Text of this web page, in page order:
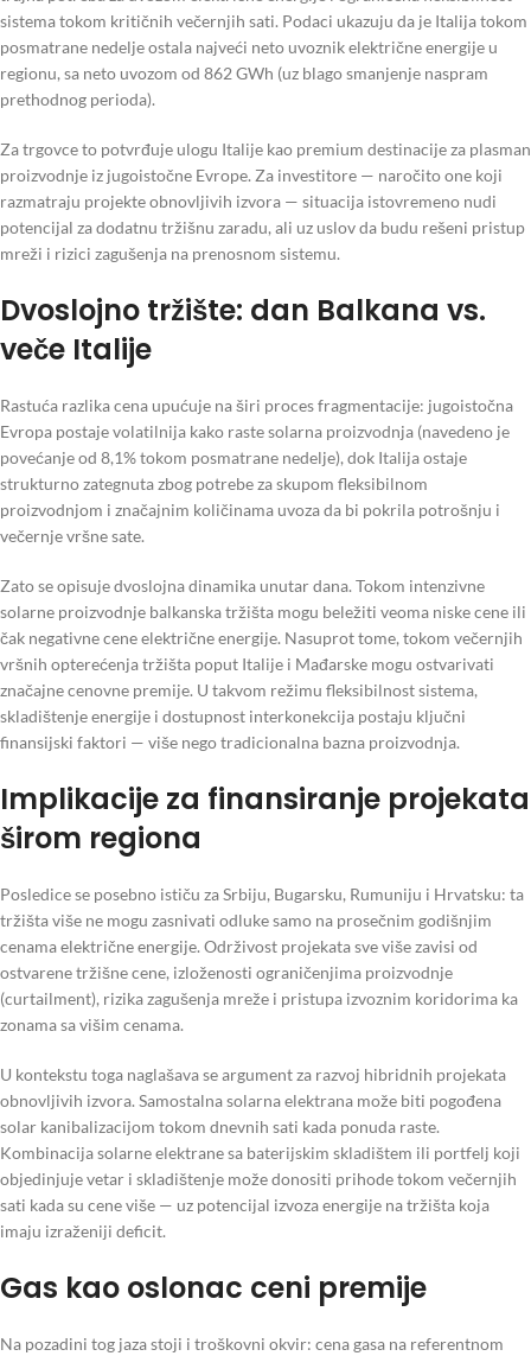
sistema tokom kritičnih večernjih sati. Podaci ukazuju da je Italija tokom
posmatrane nedelje ostala najveći neto uvoznik električne energije u
regionu, sa neto uvozom od 862 GWh (uz blago smanjenje naspram
prethodnog perioda).
Za trgovce to potvrđuje ulogu Italije kao premium destinacije za plasman
proizvodnje iz jugoistočne Evrope. Za investitore — naročito one koji
razmatraju projekte obnovljivih izvora — situacija istovremeno nudi
potencijal za dodatnu tržišnu zaradu, ali uz uslov da budu rešeni pristup
mreži i rizici zagušenja na prenosnom sistemu.
Dvoslojno tržište: dan Balkana vs.
veče Italije
Rastuća razlika cena upućuje na širi proces fragmentacije: jugoistočna
Evropa postaje volatilnija kako raste solarna proizvodnja (navedeno je
povećanje od 8,1% tokom posmatrane nedelje), dok Italija ostaje
strukturno zategnuta zbog potrebe za skupom fleksibilnom
proizvodnjom i značajnim količinama uvoza da bi pokrila potrošnju i
večernje vršne sate.
Zato se opisuje dvoslojna dinamika unutar dana. Tokom intenzivne
solarne proizvodnje balkanska tržišta mogu beležiti veoma niske cene ili
čak negativne cene električne energije. Nasuprot tome, tokom večernjih
vršnih opterećenja tržišta poput Italije i Mađarske mogu ostvarivati
značajne cenovne premije. U takvom režimu fleksibilnost sistema,
skladištenje energije i dostupnost interkonekcija postaju ključni
finansijski faktori — više nego tradicionalna bazna proizvodnja.
Implikacije za finansiranje projekata
širom regiona
Posledice se posebno ističu za Srbiju, Bugarsku, Rumuniju i Hrvatsku: ta
tržišta više ne mogu zasnivati odluke samo na prosečnim godišnjim
cenama električne energije. Održivost projekata sve više zavisi od
ostvarene tržišne cene, izloženosti ograničenjima proizvodnje
(curtailment), rizika zagušenja mreže i pristupa izvoznim koridorima ka
zonama sa višim cenama.
U kontekstu toga naglašava se argument za razvoj hibridnih projekata
obnovljivih izvora. Samostalna solarna elektrana može biti pogođena
solar kanibalizacijom tokom dnevnih sati kada ponuda raste.
Kombinacija solarne elektrane sa baterijskim skladištem ili portfelj koji
objedinjuje vetar i skladištenje može donositi prihode tokom večernjih
sati kada su cene više — uz potencijal izvoza energije na tržišta koja
imaju izraženiji deficit.
Gas kao oslonac ceni premije
Na pozadini tog jaza stoji i troškovni okvir: cena gasa na referentnom